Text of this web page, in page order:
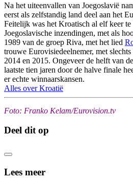
Na het uiteenvallen van Joegoslavië
eerst als zelfstandig land deel aan het
Feitelijk was het Kroatisch al elf keer te
Joegoslavische inzendingen, met als
1989 van de groep Riva, met het lied
trouwe Eurovisiedeelnemer, met
2014 en 2015. Ongeveer de helft van
laatste tien jaren door de halve finale
er echte winnaarskansen.
Alles over Kroatië
Foto: Franko Kelam/Eurovision.tv
Deel dit op
Lees meer